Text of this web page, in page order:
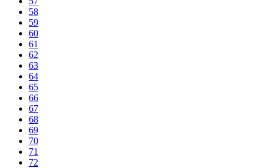
58
59
60
61
62
63
64
65
66
67
68
69
70
71
72